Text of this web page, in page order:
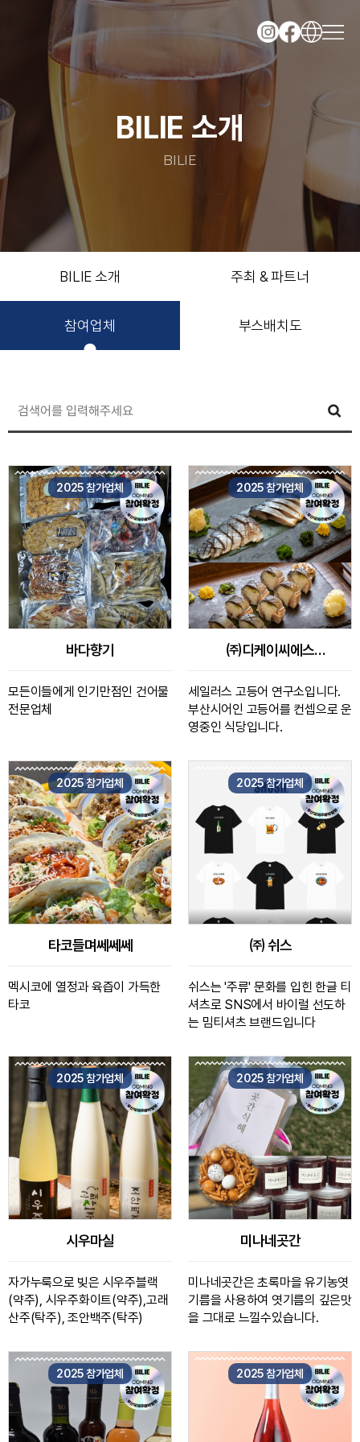
BILIE 소개
BILIE
BILIE 소개 주최 & 파트너
참여업체 부스배치도
search
2025 참가업체
바다향기
모든이들에게 인기만점인 건어물
전문업체
2025 참가업체
㈜디케이씨에스
세일러스 고등어 연구소입니다.
부산시어인 고등어를 컨셉으로 운
영중인 식당입니다.
2025 참가업체
타코들며쎄쎄쎄
멕시코에 열정과 육즙이 가득한
타코
2025 참가업체
㈜ 쉬스
쉬스는 '주류' 문화를 입힌 한글 티
셔츠로 SNS에서 바이럴 선도하
는 밈티셔츠 브랜드입니다
2025 참가업체
시우마실
자가누룩으로 빚은 시우주블랙
(약주), 시우주화이트(약주),고래
산주(탁주), 조안백주(탁주)
2025 참가업체
미나네곳간
미나네곳간은 초록마을 유기농엿
기름을 사용하여 엿기름의 깊은맛
을 그대로 느낄수있습니다.
2025 참가업체 2025 참가업체